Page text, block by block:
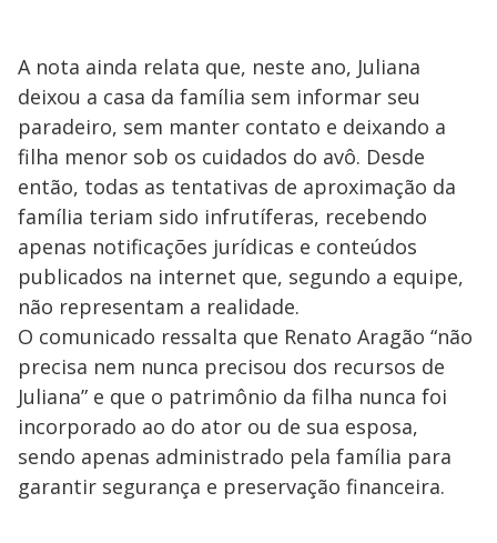
A nota ainda relata que, neste ano, Juliana
deixou a casa da família sem informar seu
paradeiro, sem manter contato e deixando a
filha menor sob os cuidados do avô. Desde
então, todas as tentativas de aproximação da
família teriam sido infrutíferas, recebendo
apenas notificações jurídicas e conteúdos
publicados na internet que, segundo a equipe,
não representam a realidade.
O comunicado ressalta que Renato Aragão “não
precisa nem nunca precisou dos recursos de
Juliana” e que o patrimônio da filha nunca foi
incorporado ao do ator ou de sua esposa,
sendo apenas administrado pela família para
garantir segurança e preservação financeira.